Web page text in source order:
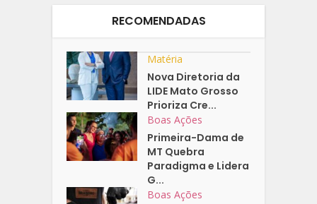
RECOMENDADAS
Matéria
Nova Diretoria da
LIDE Mato Grosso
Prioriza Cre...
Boas Ações
Primeira-Dama de
MT Quebra
Paradigma e Lidera
G...
Boas Ações